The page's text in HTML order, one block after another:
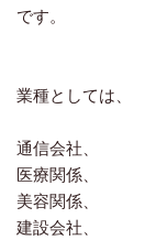
です。
業種としては、
通信会社、
医療関係、
美容関係、
建設会社、